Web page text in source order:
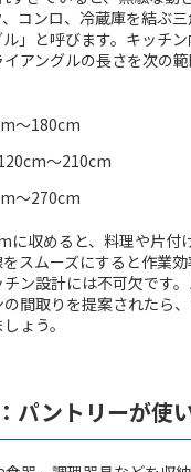
コンロ、冷蔵庫を結ぶ
ル」と呼びます。キッチ
アングルの長さを次の
〜180cm
〜210cm
〜270cm
に収めると、料理や片付
スムーズにすると作業
ン設計には不可欠です
間取りを提案されたら
ょう。
パントリーが使